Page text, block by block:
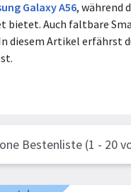
Galaxy A56, während
bietet. Auch faltbare
diesem Artikel erfährst
Bestenliste (1 - 20